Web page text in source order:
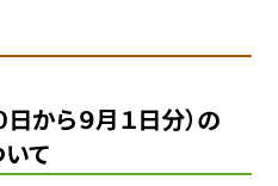
日から９月１日分）の
て